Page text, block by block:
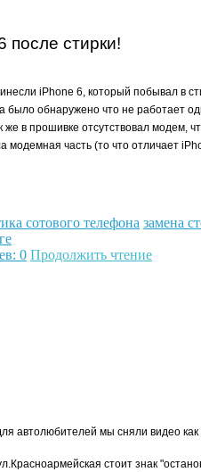
после стирки!
iPhone 6, который побывал в
было обнаружено что не работает
в прошивке отсутствовал модем,
модемная часть (то что отличает
сотового телефона замена
0 Продолжить чтение
автолюбителей мы сняли видео
стоит знак